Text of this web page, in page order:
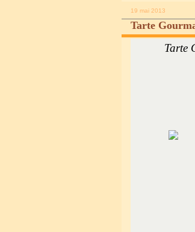
19 mai 2013
Tarte
Tarte